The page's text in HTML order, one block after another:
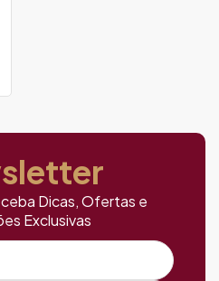
Dicas, Ofertas e
Exclusivas